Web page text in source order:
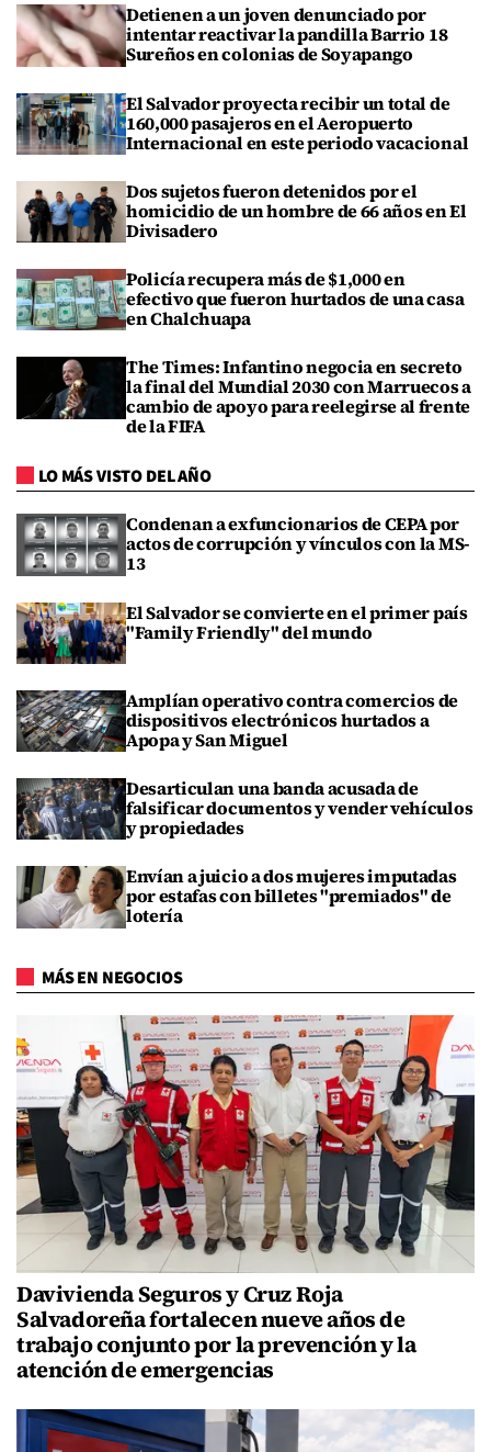
Detienen a un joven denunciado por
intentar reactivar la pandilla Barrio 18
Sureños en colonias de Soyapango
El Salvador proyecta recibir un total de
160,000 pasajeros en el Aeropuerto
Internacional en este periodo vacacional
Dos sujetos fueron detenidos por el
homicidio de un hombre de 66 años en El
Divisadero
Policía recupera más de $1,000 en
efectivo que fueron hurtados de una casa
en Chalchuapa
The Times: Infantino negocia en secreto
la final del Mundial 2030 con Marruecos a
cambio de apoyo para reelegirse al frente
de la FIFA
LO MÁS VISTO DEL AÑO
Condenan a exfuncionarios de CEPA por
actos de corrupción y vínculos con la MS-
13
El Salvador se convierte en el primer país
"Family Friendly" del mundo
Amplían operativo contra comercios de
dispositivos electrónicos hurtados a
Apopa y San Miguel
Desarticulan una banda acusada de
falsificar documentos y vender vehículos
y propiedades
Envían a juicio a dos mujeres imputadas
por estafas con billetes "premiados" de
lotería
MÁS EN NEGOCIOS
Davivienda Seguros y Cruz Roja
Salvadoreña fortalecen nueve años de
trabajo conjunto por la prevención y la
atención de emergencias